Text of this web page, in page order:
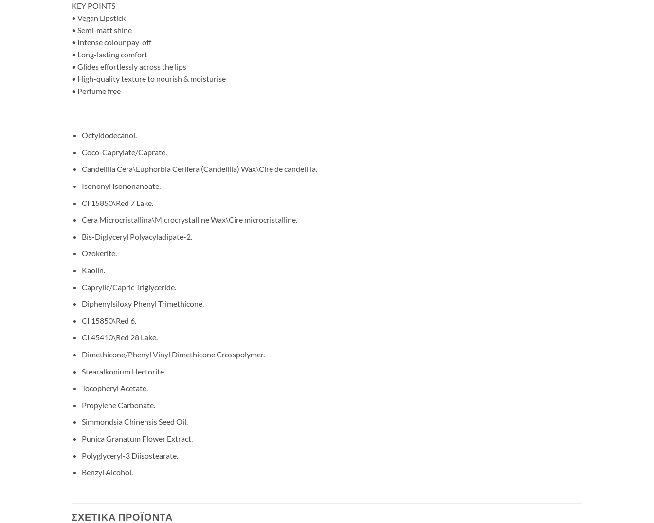
KEY POINTS
• Vegan Lipstick
• Semi-matt shine
• Intense colour pay-off
• Long-lasting comfort
• Glides effortlessly across the lips
• High-quality texture to nourish & moisturise
• Perfume free
Octyldodecanol.
Coco-Caprylate/Caprate.
Candelilla Cera\Euphorbia Cerifera (Candelilla) Wax\Cire de candelilla.
Isononyl Isononanoate.
CI 15850\Red 7 Lake.
Cera Microcristallina\Microcrystalline Wax\Cire microcristalline.
Bis-Diglyceryl Polyacyladipate-2.
Ozokerite.
Kaolin.
Caprylic/Capric Triglyceride.
Diphenylsiloxy Phenyl Trimethicone.
CI 15850\Red 6.
CI 45410\Red 28 Lake.
Dimethicone/Phenyl Vinyl Dimethicone Crosspolymer.
Stearalkonium Hectorite.
Tocopheryl Acetate.
Propylene Carbonate.
Simmondsia Chinensis Seed Oil.
Punica Granatum Flower Extract.
Polyglyceryl-3 Diisostearate.
Benzyl Alcohol.
ΣΧΕΤΙΚΆ ΠΡΟΪΌΝΤΑ